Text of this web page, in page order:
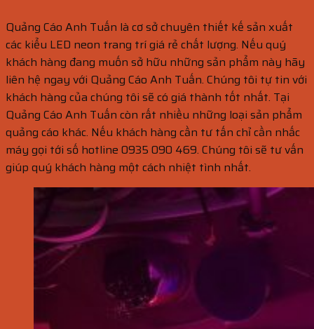
Quảng Cáo Anh Tuấn là cơ sở chuyên thiết kế sản xuất
các kiểu LED neon trang trí giá rẻ chất lượng. Nếu quý
khách hàng đang muốn sở hữu những sản phẩm này hãy
liên hệ ngay với Quảng Cáo Anh Tuấn. Chúng tôi tự tin với
khách hàng của chúng tôi sẽ có giá thành tốt nhất. Tại
Quảng Cáo Anh Tuấn còn rất nhiều những loại sản phẩm
quảng cáo khác. Nếu khách hàng cần tư tấn chỉ cần nhấc
máy gọi tới số hotline 0935 090 469. Chúng tôi sẽ tư vấn
giúp quý khách hàng một cách nhiệt tình nhất.